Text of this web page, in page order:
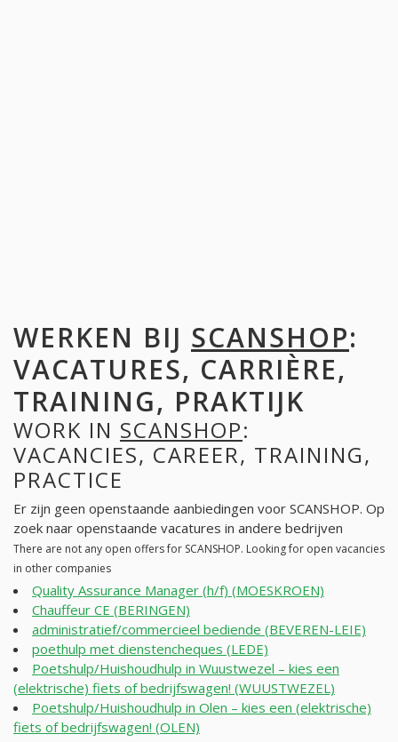
WERKEN BIJ SCANSHOP:
VACATURES, CARRIÈRE,
TRAINING, PRAKTIJK
WORK IN SCANSHOP:
VACANCIES, CAREER, TRAINING,
PRACTICE
Er zijn geen openstaande aanbiedingen voor SCANSHOP. Op
zoek naar openstaande vacatures in andere bedrijven
There are not any open offers for SCANSHOP. Looking for open vacancies
in other companies
Quality Assurance Manager (h/f) (MOESKROEN)
Chauffeur CE (BERINGEN)
administratief/commercieel bediende (BEVEREN-LEIE)
poethulp met dienstencheques (LEDE)
Poetshulp/Huishoudhulp in Wuustwezel – kies een
(elektrische) fiets of bedrijfswagen! (WUUSTWEZEL)
Poetshulp/Huishoudhulp in Olen – kies een (elektrische)
fiets of bedrijfswagen! (OLEN)